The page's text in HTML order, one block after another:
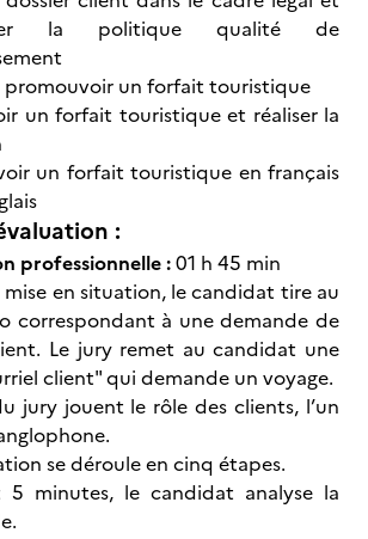
la politique qualité de
promouvoir un forfait touristique
un forfait touristique et réaliser la
un forfait touristique en français
:
professionnelle :01 h 45 min
en situation, le candidat tire au
correspondant à une demande de
Le jury remet au candidat une
client" qui demande un voyage.
jury jouent le rôle des clients, l’un
se déroule en cinq étapes.
5 minutes, le candidat analyse la